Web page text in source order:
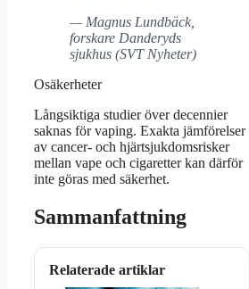
— Magnus Lundbäck,
forskare Danderyds
sjukhus (SVT Nyheter)
Osäkerheter
Långsiktiga studier över decennier
saknas för vaping. Exakta jämförelser
av cancer- och hjärtsjukdomsrisker
mellan vape och cigaretter kan därför
inte göras med säkerhet.
Sammanfattning
Relaterade artiklar